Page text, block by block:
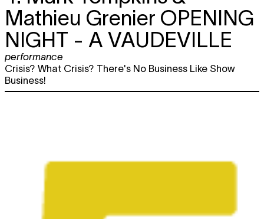
Mathieu Grenier OPENING
NIGHT - A VAUDEVILLE
performance
Crisis? What Crisis? There's No Business Like Show
Business!